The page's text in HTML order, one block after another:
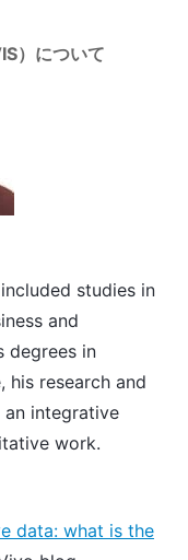
）について
studies in
and
degrees in
his research and
an integrative
work.
data: what is the